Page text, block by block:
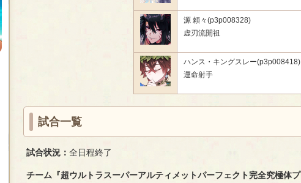
源 頼々(p3p008328)
虚刃流開祖
ハンス・キングスレー(p3p008418)
運命射手
試合一覧
試合状況： 全日程終了
チーム『超ウルトラスーパーアルティメットパーフェクト完全究極体